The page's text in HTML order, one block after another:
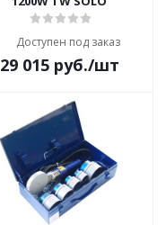
Доступен под заказ
29 015руб./шт